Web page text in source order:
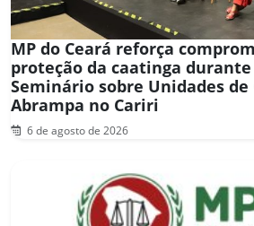
MP do Ceará reforça
proteção da caatinga
Seminário sobre Unidades de
Abrampa no Cariri
6 de agosto de 2026